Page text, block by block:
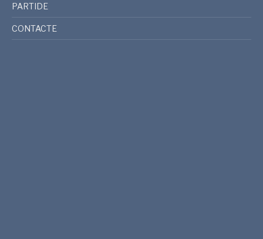
PARTIDE
CONTACTE